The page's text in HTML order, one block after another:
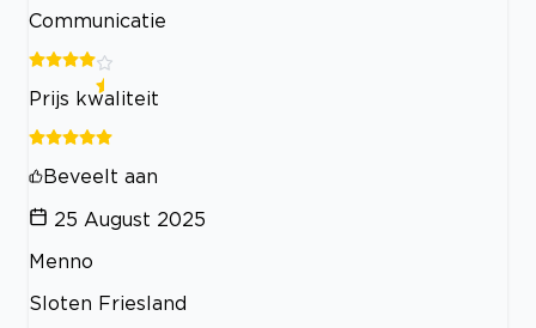
Communicatie
Prijs kwaliteit
Beveelt aan
25 August 2025
Menno
Sloten Friesland